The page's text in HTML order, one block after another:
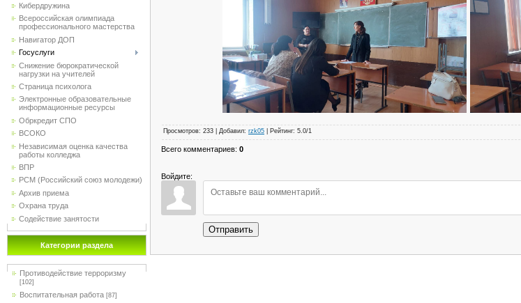
Кибердружина
Всероссийская олимпиада
профессионального мастерства
Навигатор ДОП
Госуслуги
Снижение бюрократической
нагрузки на учителей
Страница психолога
Электронные образовательные
информационные ресурсы
Обркредит СПО
ВСОКО
Независимая оценка качества
работы колледжа
ВПР
РСМ (Российский союз молодежи)
Архив приема
Охрана труда
Содействие занятости
Категории раздела
Противодействие терроризму
[102]
Воспитательная работа [87]
Просмотров: 233 Добавил: rzk05 Рейтинг: 5.0/1
Всего комментариев: 0
Войдите:
Отправить